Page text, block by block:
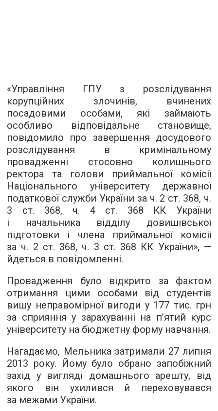
«Управління ГПУ з розслідування
корупційних злочинів, вчинених
посадовими особами, які займають
особливо відповідальне становище,
повідомило про завершення досудового
розслідування в кримінальному
провадженні стосовно колишнього
ректора та голови приймальної комісії
Національного університету державної
податкової служби України за ч. 2 ст. 368, ч.
3 ст. 368, ч. 4 ст. 368 КК України
і начальника відділу довишівської
підготовки і члена приймальної комісії
за ч. 2 ст. 368, ч. 3 ст. 368 КК України», —
йдеться в повідомленні.
Провадження було відкрито за фактом
отримання цими особами від студентів
вишу неправомірної вигоди у 177 тис. грн
за сприяння у зарахуванні на п’ятий курс
університету на бюджетну форму навчання.
Нагадаємо, Мельника затримали 27 липня
2013 року. Йому було обрано запобіжний
захід у вигляді домашнього арешту, від
якого він ухилився й переховувався
за межами України.